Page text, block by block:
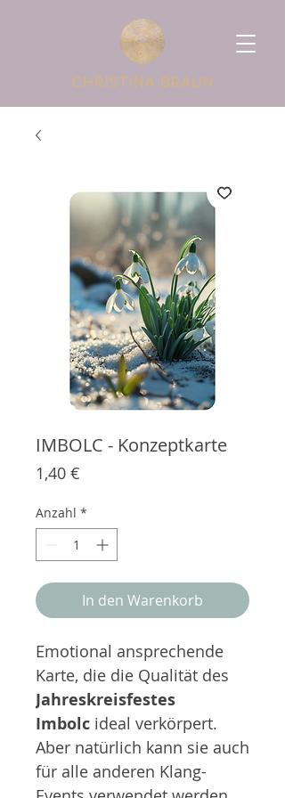
IMBOLC - Konzeptkarte
1,40 €
Anzahl *
In den Warenkorb
Emotional ansprechende
Karte, die die Qualität des
Jahreskreisfestes
Imbolc ideal verkörpert.
Aber natürlich kann sie auch
für alle anderen Klang-